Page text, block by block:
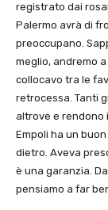
registrato dai
Palermo avrà di
preoccupano.
meglio, andremo
collocavo tra le
retrocessa. Tanti
altrove e rendono
Empoli ha un
dietro. Aveva
è una garanzia.
pensiamo a far